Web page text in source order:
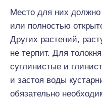
Место для них должно
или полностью
Других растений,
не терпит. Для
суглинистые и
и застоя воды
обязательно